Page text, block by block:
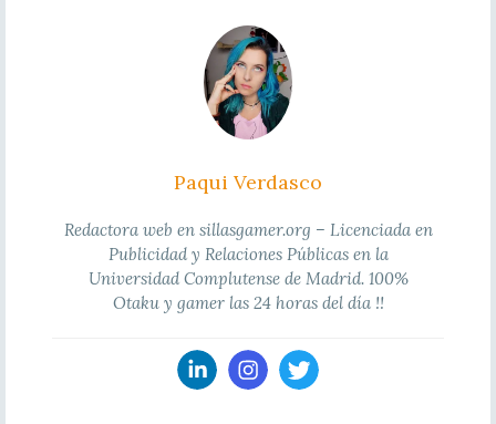
Paqui Verdasco
Redactora web en sillasgamer.org – Licenciada en
Publicidad y Relaciones Públicas en la
Universidad Complutense de Madrid. 100%
Otaku y gamer las 24 horas del día !!